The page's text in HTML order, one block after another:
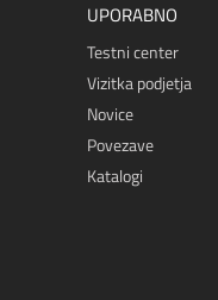
UPORABNO
Testni center
Vizitka podjetja
Novice
Povezave
Katalogi